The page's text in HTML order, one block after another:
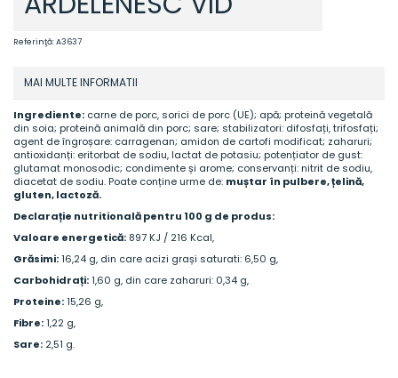
Referinţă:A3637
MAI MULTE INFORMATII
Ingrediente: carne de porc, sorici de porc (UE); apă; proteină vegetală
din soia; proteină animală din porc; sare; stabilizatori: difosfați, trifosfați;
agent de îngroșare: carragenan; amidon de cartofi modificat; zaharuri;
antioxidanți: eritorbat de sodiu, lactat de potasiu; potențiator de gust:
glutamat monosodic; condimente și arome; conservanți: nitrit de sodiu,
diacetat de sodiu. Poate conține urme de: muștar în pulbere, țelină,
gluten, lactoză.
Declarație nutritională pentru 100 g de produs:
Valoare energetică: 897 KJ / 216 Kcal,
Grăsimi:16,24 g, din care acizi grași saturati: 6,50 g,
Carbohidrați:1,60 g, din care zaharuri: 0,34 g,
Proteine:15,26 g,
Fibre:1,22 g,
Sare: 2,51 g.